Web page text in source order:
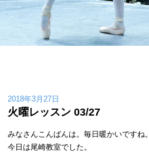
2018年3月27日
火曜レッスン 03/27
みなさんこんばんは。毎日暖かいですね。
今日は尾崎教室でした。